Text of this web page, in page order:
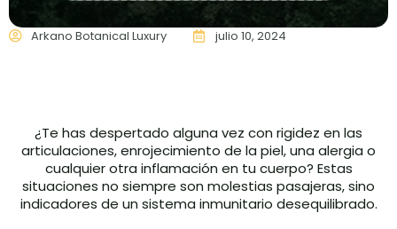
Arkano Botanical Luxury julio 10, 2024
¿Te has despertado alguna vez con rigidez en las
articulaciones, enrojecimiento de la piel, una alergia o
cualquier otra inflamación en tu cuerpo? Estas
situaciones no siempre son molestias pasajeras, sino
indicadores de un sistema inmunitario desequilibrado.